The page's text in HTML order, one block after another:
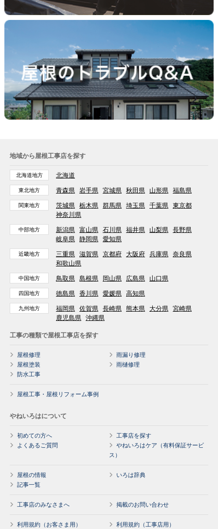
地域から屋根工事店を探す
北海道地方 北海道
東北地方 青森県 岩手県 宮城県 秋田県 山形県 福島県
関東地方 茨城県 栃木県 群馬県 埼玉県 千葉県 東京都
神奈川県
中部地方 新潟県 富山県 石川県 福井県 山梨県 長野県
岐阜県 静岡県 愛知県
近畿地方 三重県 滋賀県 京都府 大阪府 兵庫県 奈良県
和歌山県
中国地方 鳥取県 島根県 岡山県 広島県 山口県
四国地方 徳島県 香川県 愛媛県 高知県
九州地方 福岡県 佐賀県 長崎県 熊本県 大分県 宮崎県
鹿児島県 沖縄県
工事の種類で屋根工事店を探す
屋根修理
雨漏り修理
屋根塗装
雨樋修理
防水工事
屋根工事・屋根リフォーム事例
やねいろはについて
初めての方へ
工事店を探す
よくあるご質問
やねいろはケア（有料保証サービ
ス）
屋根の情報
いろは辞典
記事一覧
工事店のみなさまへ 掲載のお問い合わせ
利用規約（お客さま用） 利用規約（工事店用）